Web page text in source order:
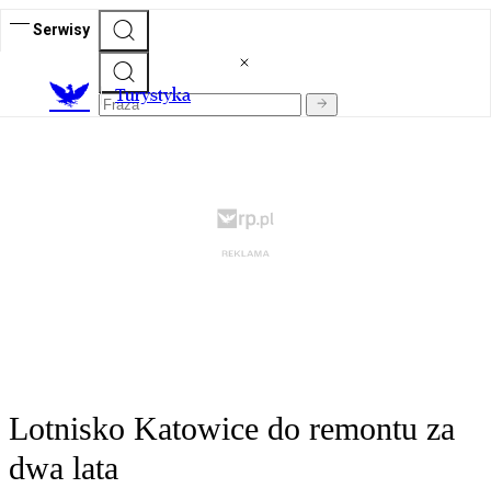
Serwisy
Turystyka
Lotnisko Katowice do remontu za
dwa lata